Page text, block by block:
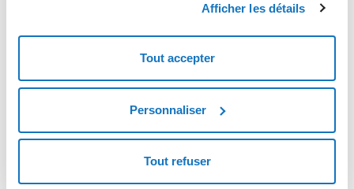
stockage des cookies nécessaires.
Afficher les détails
Tout accepter
Personnaliser
Tout refuser